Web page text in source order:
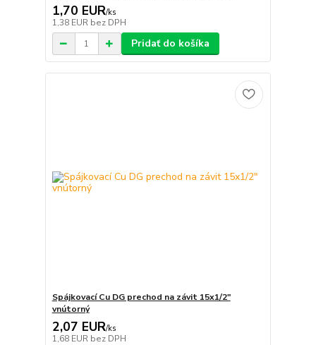
1,70 EUR/ks
1,38 EUR bez DPH
Pridať do košíka
Spájkovací Cu DG prechod na závit 15x1/2"
vnútorný
2,07 EUR/ks
1,68 EUR bez DPH